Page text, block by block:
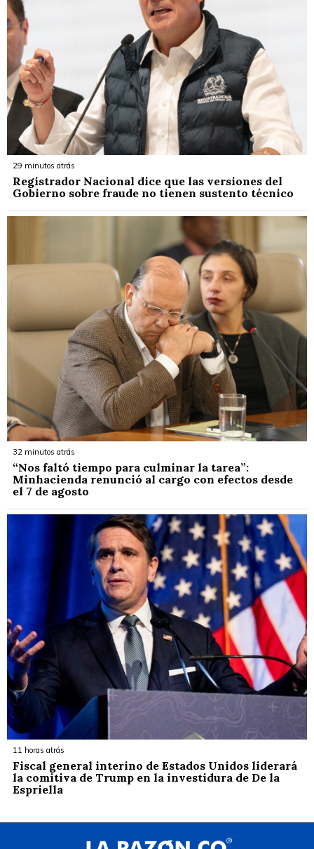
29 minutos atrás
Registrador Nacional dice que las versiones del
Gobierno sobre fraude no tienen sustento técnico
32 minutos atrás
“Nos faltó tiempo para culminar la tarea”:
Minhacienda renunció al cargo con efectos desde
el 7 de agosto
11 horas atrás
Fiscal general interino de Estados Unidos liderará
la comitiva de Trump en la investidura de De la
Espriella